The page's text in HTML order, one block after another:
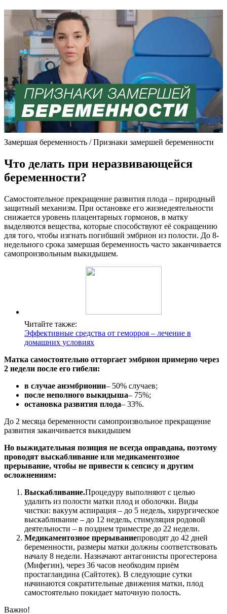
Замершая беременность / Признаки замершей беременности
Что делать при неразвивающейся
беременности?
Самостоятельное прекращение развития плода – природный
защитный механизм. При остановке его жизнедеятельности
снижается уровень плацентарных гормонов, в матку
выделяются вещества, которые способствуют её сокращению
для того, чтобы изгнать погибший эмбрион из полости. До 8-
недельного срока замершая беременность часто заканчивается
самопроизвольным выкидышем.
Читайте также:
Эффективные средства от геморроя – лечение в
домашних условиях
Матка самостоятельно отторгает эмбрион примерно через
2 недели после его гибели:
в случае анэмбрионии– 50% случаев;
после неполного выкидыша– 75%;
остановка развития плода– 33%.
До 2 месяца беременности самопроизвольное прекращение
развития заканчивается выкидышем
Но выжидательная позиция не всегда оправдана, поэтому
проводят выскабливание или медикаментозное
прерывание, чтобы не привести к сепсису и другим
осложнениям:
Выскабливание.Процедуру выполняют с целью
удалить из полости матки плод и оболочки. Виды
чистки: вакуум аспирация – до 5 недель, хирургическое
выскабливание – до 12 недель, стимуляция родовой
деятельности – в позднем триместре до 22 недели.
Медикаментозное прерываниепроводят до 42 дней
беременности, размеры матки должны соответствовать
началу 8 недели. Назначают антагонисты прогестерона
(Мифегин), через 36 часов необходим приём
простагландина (Сайтотек). В следующие сутки
начинаются сократительные движения матки, плод
самостоятельно покидает маточную полость.
Важно!